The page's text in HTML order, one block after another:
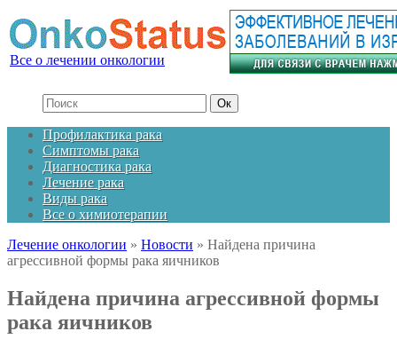
Все о лечении онкологии
Профилактика рака
Симптомы рака
Диагностика рака
Лечение рака
Виды рака
Все о химиотерапии
Лечение онкологии » Новости » Найдена причина
агрессивной формы рака яичников
Найдена причина агрессивной формы
рака яичников